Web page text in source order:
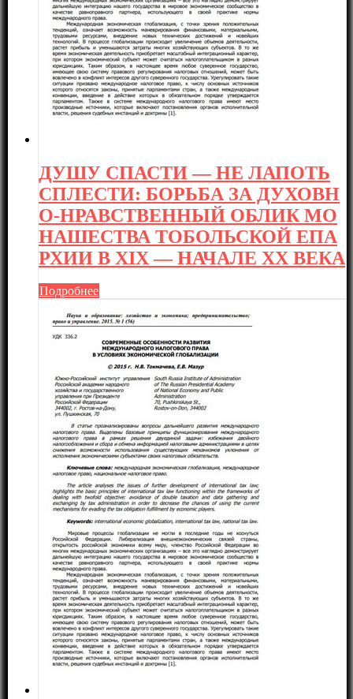
ДУШУ СПАСТИ — НЕ ЛАПОТЬ
СПЛЕСТИ: БОРЬБА ЗА ДУХОВН
О-НРАВСТВЕННЫЙ ОБЛИК МО
НАШЕСТВА ТОБОЛЬСКОЙ ЕПА
РХИИ В XIX — НАЧАЛЕ XX ВЕКА
Подробнее